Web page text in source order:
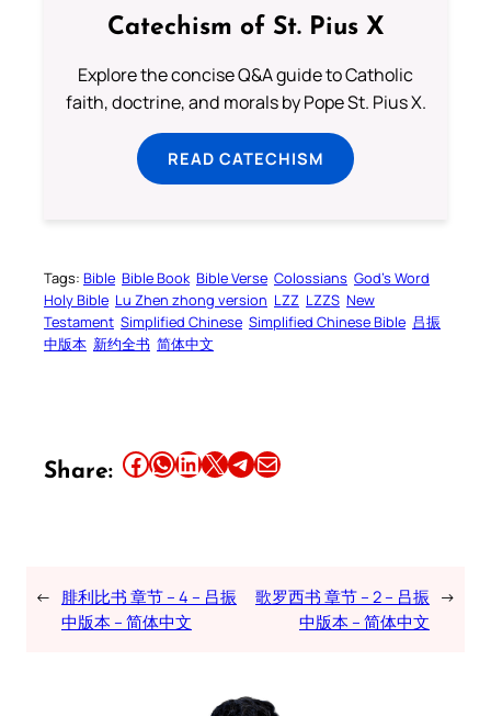
Catechism of St. Pius X
Explore the concise Q&A guide to Catholic
faith, doctrine, and morals by Pope St. Pius X.
READ CATECHISM
Tags: Bible Bible Book Bible Verse Colossians God’s Word
Holy Bible Lu Zhen zhong version LZZ LZZS New
Testament Simplified Chinese Simplified Chinese Bible 吕振
中版本 新约全书 简体中文
Share: Share this article on Facebook Share this article on WhatsApp Share this article on LinkedIn Share this article on X Share this article on TelegramEmail this Article
← 腓利比书 章节 – 4 – 吕振
中版本 – 简体中文
歌罗西书 章节 – 2 – 吕振
中版本 – 简体中文
→